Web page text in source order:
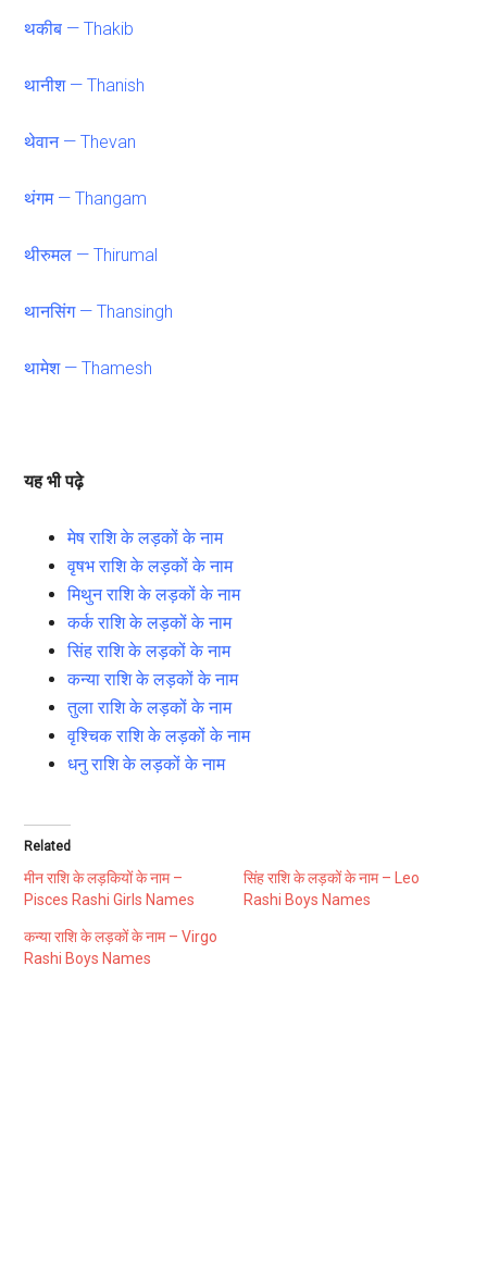
थकीब — Thakib
थानीश — Thanish
थेवान — Thevan
थंगम — Thangam
थीरुमल — Thirumal
थानसिंग — Thansingh
थामेश — Thamesh
यह भी पढ़े
मेष राशि के लड़कों के नाम
वृषभ राशि के लड़कों के नाम
मिथुन राशि के लड़कों के नाम
कर्क राशि के लड़कों के नाम
सिंह राशि के लड़कों के नाम
कन्या राशि के लड़कों के नाम
तुला राशि के लड़कों के नाम
वृश्चिक राशि के लड़कों के नाम
धनु राशि के लड़कों के नाम
Related
मीन राशि के लड़कियों के नाम –
Pisces Rashi Girls Names
सिंह राशि के लड़कों के नाम – Leo
Rashi Boys Names
कन्या राशि के लड़कों के नाम – Virgo
Rashi Boys Names